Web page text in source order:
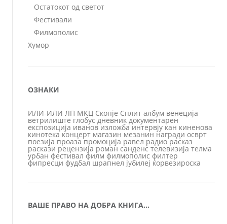
Остатокот од светот
Фестивали
Филмополис
Хумор
ОЗНАКИ
ИЛИ-ИЛИ ЛП МКЦ Скопје Сплит албум венеција
ветрилиште глобус дневник документарен
експозиција иванов изложба интервју кан киненова
кинотека концерт магазин мезанин награди осврт
поезија проаза промоција равел радио расказ
раскази рецензија роман санденс телевизија телма
урбан фестивал филм филмополис филтер
фипресци фудбал шрапнел јубилеј ќорвезироска
ВАШЕ ПРАВО НА ДОБРА КНИГА…